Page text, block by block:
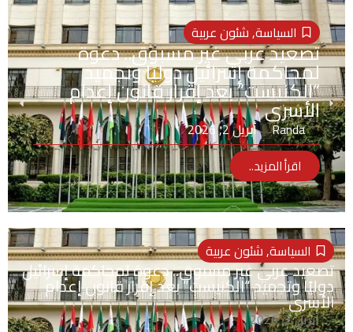
السياسة,شئون عربية
تصعيد عربي غير مسبوق.. دعوة
لمحاكمة إسرائيل دوليًا وتجميد
“الكنيست” بعد إقرار قانون إعدام
الأسرى
Randa أبريل 2, 2026
اقرأ المزيد..
السياسة,شئون عربية
تصعيد عربي غير مسبوق.. دعوة لمحاكمة إسرائيل
دوليًا وتجميد “الكنيست” بعد إقرار قانون إعدام
الأسرى
أبريل 2, 2026